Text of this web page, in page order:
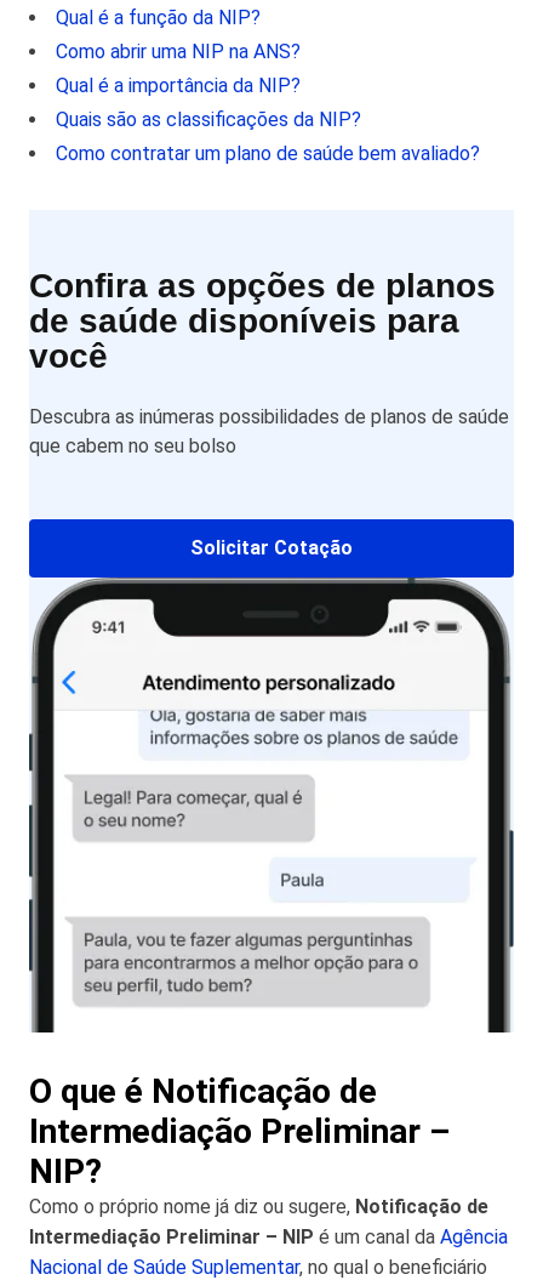
Qual é a função da NIP?
Como abrir uma NIP na ANS?
Qual é a importância da NIP?
Quais são as classificações da NIP?
Como contratar um plano de saúde bem avaliado?
Confira as opções de planos
de saúde disponíveis para
você
Descubra as inúmeras possibilidades de planos de saúde
que cabem no seu bolso
Solicitar Cotação
O que é Notificação de
Intermediação Preliminar –
NIP?
Como o próprio nome já diz ou sugere, Notificação de
Intermediação Preliminar – NIP é um canal da Agência
Nacional de Saúde Suplementar, no qual o beneficiário